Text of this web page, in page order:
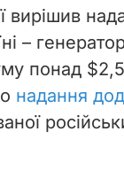
вирішив
–
понад
надання